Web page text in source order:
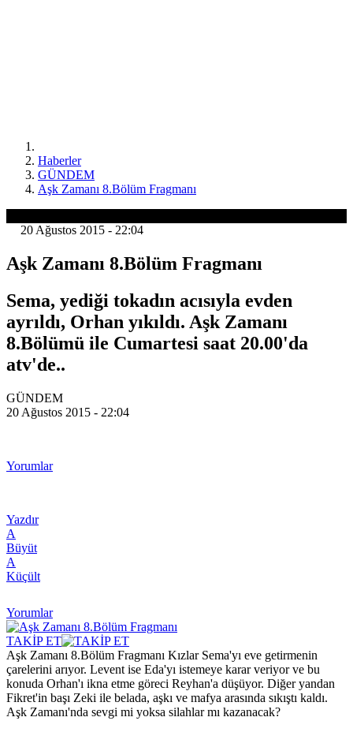
Haberler
GÜNDEM
Aşk Zamanı 8.Bölüm Fragmanı
20 Ağustos 2015 - 22:04
Aşk Zamanı 8.Bölüm Fragmanı
Sema, yediği tokadın acısıyla evden
ayrıldı, Orhan yıkıldı. Aşk Zamanı
8.Bölümü ile Cumartesi saat 20.00'da
atv'de..
GÜNDEM
20 Ağustos 2015 - 22:04
Yorumlar
Yazdır
A
Büyüt
A
Küçült
Yorumlar
TAKİP ET
Aşk Zamanı 8.Bölüm Fragmanı Kızlar Sema'yı eve getirmenin
çarelerini arıyor. Levent ise Eda'yı istemeye karar veriyor ve bu
konuda Orhan'ı ikna etme göreci Reyhan'a düşüyor. Diğer yandan
Fikret'in başı Zeki ile belada, aşkı ve mafya arasında sıkıştı kaldı.
Aşk Zamanı'nda sevgi mi yoksa silahlar mı kazanacak?